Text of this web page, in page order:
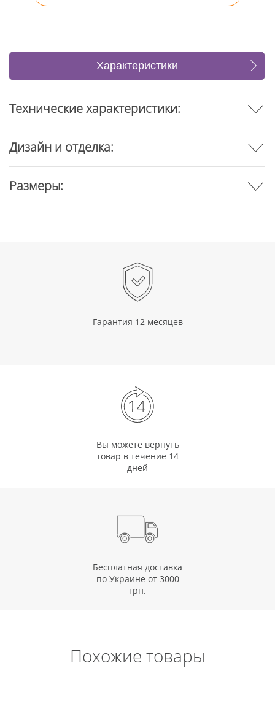
Характеристики
Отзывы
Технические характеристики:
Дизайн и отделка:
Размеры:
Гарантия 12 месяцев
Вы можете вернуть
товар в течение 14
дней
Бесплатная доставка
по Украине от 3000
грн.
Похожие товары